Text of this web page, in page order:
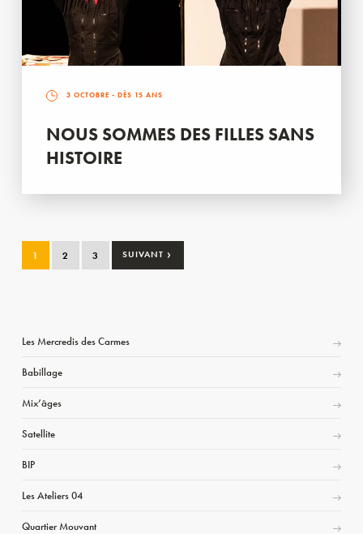
3 OCTOBRE - DÈS 15 ANS
NOUS SOMMES DES FILLES SANS
HISTOIRE
1 2 3 SUIVANT ›
Les Mercredis des Carmes
Babillage
Mix’âges
Satellite
BIP
Les Ateliers 04
Quartier Mouvant